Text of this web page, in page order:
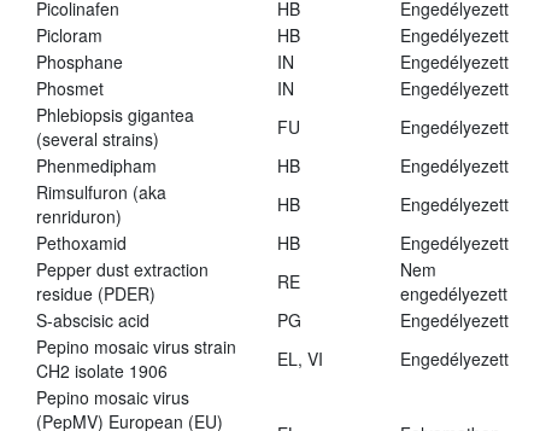
Picolinafen
HB
Engedélyezett
Picloram
HB
Engedélyezett
Phosphane
IN
Engedélyezett
Phosmet
IN
Engedélyezett
Phlebiopsis gigantea
(several strains)
FU
Engedélyezett
Phenmedipham
HB
Engedélyezett
Rimsulfuron (aka
renriduron)
HB
Engedélyezett
Pethoxamid
HB
Engedélyezett
Pepper dust extraction
residue (PDER)
RE
Nem
engedélyezett
S-abscisic acid
PG
Engedélyezett
Pepino mosaic virus strain
CH2 isolate 1906
EL, VI
Engedélyezett
Pepino mosaic virus
(PepMV) European (EU)